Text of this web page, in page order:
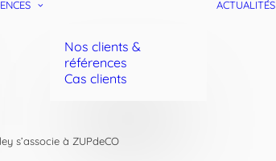
Nos clients &
références
Cas clients
ACTUALITÉS
s’associe à ZUPdeCO